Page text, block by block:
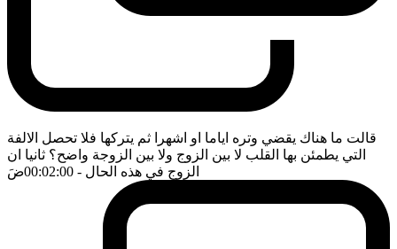
قالت ما هناك يقضي وتره اياما او اشهرا ثم يتركها فلا تحصل الالفة
التي يطمئن بها القلب لا بين الزوج ولا بين الزوجة واضح؟ ثانيا ان
الزوج في هذه الحال - 00:02:00 ضَ